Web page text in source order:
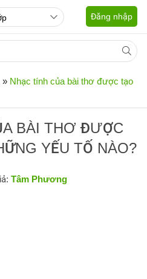
Đăng nhập
» Nhạc tính của bài thơ được tạo
BÀI THƠ ĐƯỢC
YẾU TỐ NÀO?
Tâm Phương